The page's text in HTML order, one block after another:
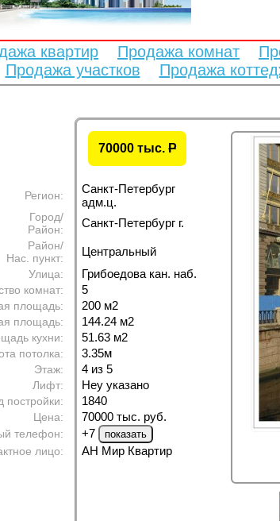
квартир Продажа комнат
Продажа участков
Продажа
70000 тыс. P
Регион:
Санкт-Петербург
адм.ц.
Город/
Район:
Санкт-Петербург г.
Район/
Нас. пункт:
Центральный
Улица: Грибоедова кан. наб.
комнат: 5
площадь: 200 м2
площадь: 144.24 м2
кухни: 51.63 м2
потолка: 3.35м
Этаж: 4 из 5
Лифт: Неу указано
постройки: 1840
Цена: 70000 тыс. руб.
телефон: +7
лицо: АН Мир Квартир